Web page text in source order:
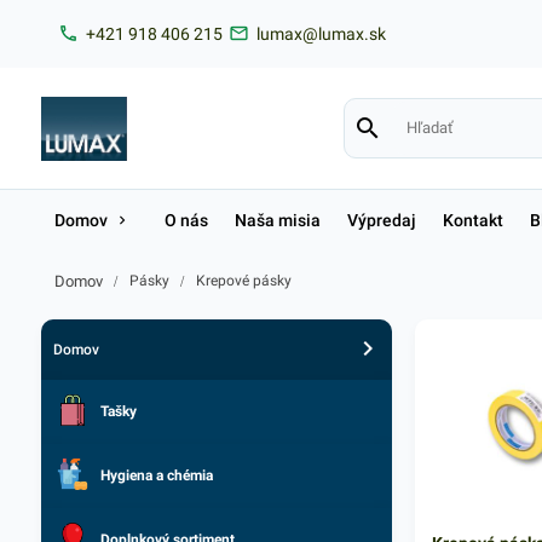
+421 918 406 215 lumax@lumax.sk
Domov O nás Naša misia Výpredaj Kontakt
Domov / Pásky / Krepové pásky
Domov
Tašky
Hygiena a chémia